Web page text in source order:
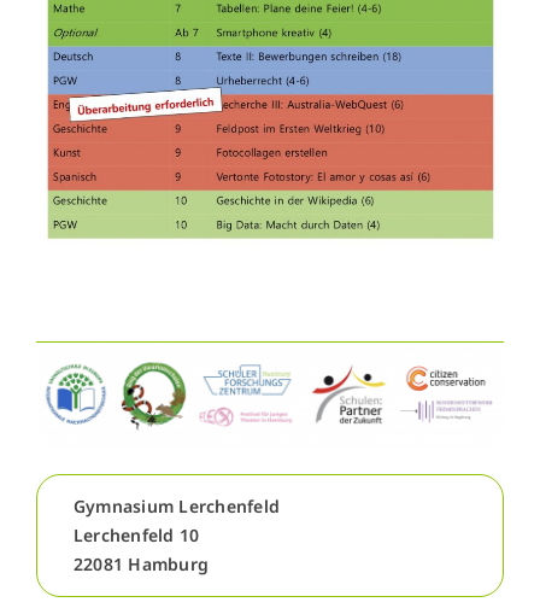
Kalender
WebUntis WebUntis
Schuldock
Gymnasium Lerchenfeld
Lerchenfeld 10
22081 Hamburg